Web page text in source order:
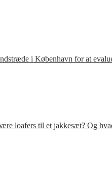
i København for at
loafers til et jakkesæt? Og